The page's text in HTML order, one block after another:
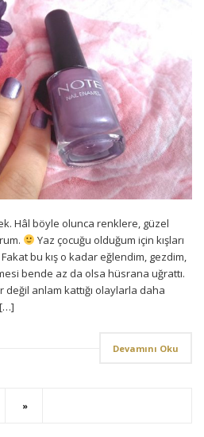
Hâl böyle olunca renklere, güzel
Yaz çocuğu olduğum için kışları
bu kış o kadar eğlendim, gezdim,
bende az da olsa hüsrana uğrattı.
değil anlam kattığı olaylarla daha
Devamını Oku
»